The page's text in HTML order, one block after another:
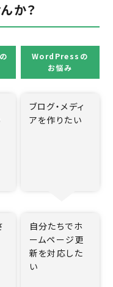
か？
WordPressの
お悩み
ブログ・メディ
アを作りたい
自分たちでホ
ームページ更
新を対応した
い